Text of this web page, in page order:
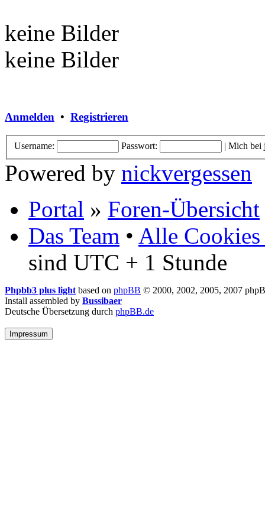
keine Bilder
keine Bilder
Anmelden • Registrieren
Username: Passwort: | Mich bei
Powered by nickvergessen
Portal » Foren-Übersicht
Das Team • Alle Cookies
sind UTC + 1 Stunde
Phpbb3 plus light based on phpBB © 2000, 2002, 2005, 2007
Install assembled by Bussibaer
Deutsche Übersetzung durch phpBB.de